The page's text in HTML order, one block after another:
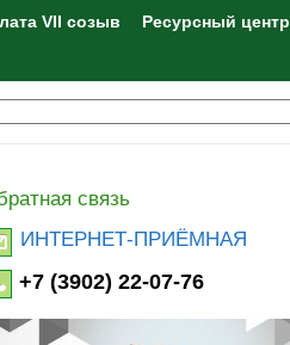
VII созыв
Ресурсный центр
связь
ИНТЕРНЕТ-ПРИЁМНАЯ
+7 (3902) 22-07-76